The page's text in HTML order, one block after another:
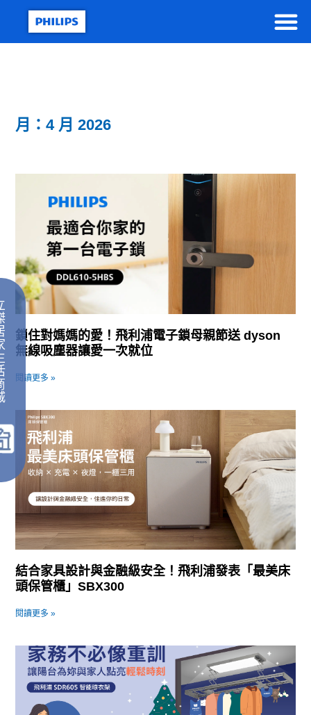
月：4 月 2026
鎖住對媽媽的愛！飛利浦電子鎖母親節送 dyson
無線吸塵器讓愛一次就位
閱讀更多 »
結合家具設計與金融級安全！飛利浦發表「最美床
頭保管櫃」SBX300
閱讀更多 »